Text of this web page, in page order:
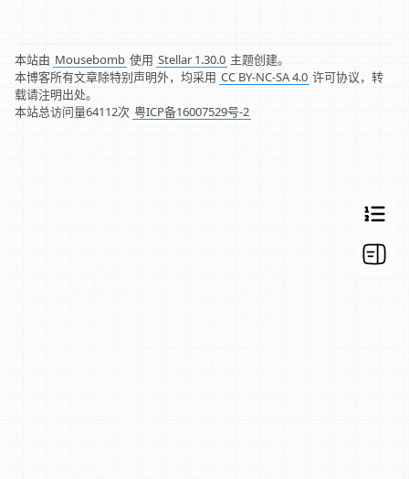
本站由 Mousebomb 使用 Stellar 1.30.0 主题创建。
本博客所有文章除特别声明外，均采用 CC BY-NC-SA 4.0 许可协议，转
载请注明出处。
本站总访问量64112次 粤ICP备16007529号-2